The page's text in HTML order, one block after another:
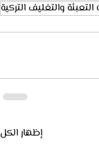
التعبئة والتغليف التركية
إظهار الكل